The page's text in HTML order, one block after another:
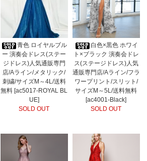
青色 ロイヤルブル
ー 演奏会ドレス(ステー
ジドレス)人気通販専門
店/Aライン/メタリック/
刺繍/サイズM～4L/送料
無料 [ac5017-ROYAL BL
UE]
SOLD OUT
白色×黒色 ホワイ
ト×ブラック 演奏会ドレ
ス(ステージドレス)人気
通販専門店/Aライン/フラ
ワープリント/スリット/
サイズM～5L/送料無料
[ac4001-Black]
SOLD OUT